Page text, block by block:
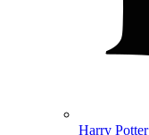
Harry Potter